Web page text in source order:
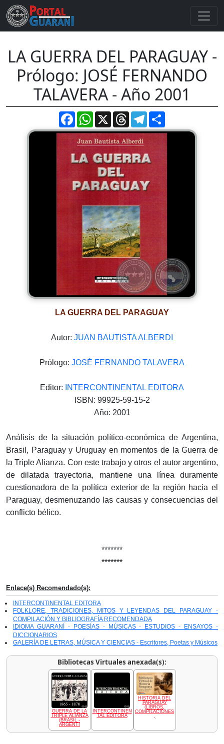
LA GUERRA DEL PARAGUAY -
Prólogo: JOSÉ FERNANDO
TALAVERA - Año 2001
FacebookWhatsApp
X ThreadsTelegram
LA GUERRA DEL PARAGUAY
Autor: JUAN BAUTISTA ALBERDI
Prólogo: JOSÉ FERNANDO TALAVERA
Editor:
INTERCONTINENTAL EDITORA
ISBN: 99925-59-15-2
Año: 2001
Análisis de la situación político-económica de Argentina,
Brasil, Paraguay y Uruguay en momentos de la Guerra de
la Triple Alianza. Con este trabajo y otros el autor argentino,
de dilatada trayectoria, mantiene una línea duramente
cuestionadora de la política exterior de la región hacia el
Paraguay, desmenuzando las causas y consecuencias del
conflicto bélico.
*******
*******
Enlace(s) Recomendado(s):
INTERCONTINENTAL EDITORA
FOLKLORE, TRADICIONES, MITOS Y LEYENDAS DEL PARAGUAY -
COMPILACIÓN Y BIBLIOGRAFÍA RECOMENDADA
IDIOMA GUARANÍ - POESÍAS - MÚSICAS - ESTUDIOS - ENSAYOS -
DICCIONARIOS
GALERÍA DE LETRAS, MÚSICA Y CIENCIAS - Escritores, Poetas y Músicos
Bibliotecas Virtuales anexada(s):
GUERRA DE LA
TRIPLE ALIANZA
(BRASIL -
ARGENTI
INTERCONTINEN
TAL EDITORA
HISTORIA DEL
PARAGUAY
(LIBROS,
COMPILACIONES